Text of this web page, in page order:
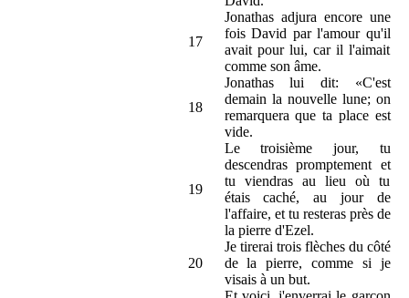
17
Jonathas adjura encore une
fois David par l'amour qu'il
avait pour lui, car il l'aimait
comme son âme.
18
Jonathas lui dit: «C'est
demain la nouvelle lune; on
remarquera que ta place est
vide.
19
Le troisième jour, tu
descendras promptement et
tu viendras au lieu où tu
étais caché, au jour de
l'affaire, et tu resteras près de
la pierre d'Ezel.
20
Je tirerai trois flèches du côté
de la pierre, comme si je
visais à un but.